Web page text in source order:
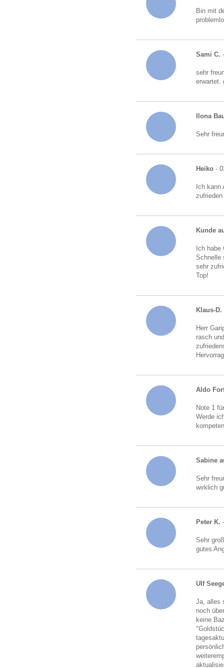
Bin mit
Sami C.
sehr
erwartet.
Ilona
Sehr
Heiko -
Ich
Kunde
Ich
Schnelle
sehr
Top!
Klaus-D.
Herr
rasch
Aldo
Note 1
Werde
Sabine
Sehr
wirklich
Peter K.
Sehr
gutes
Ulf
Ja, alles
noch
keine